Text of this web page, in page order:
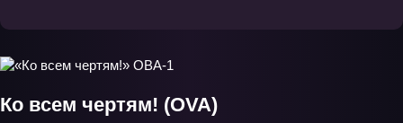
Ко всем чертям! (OVA)